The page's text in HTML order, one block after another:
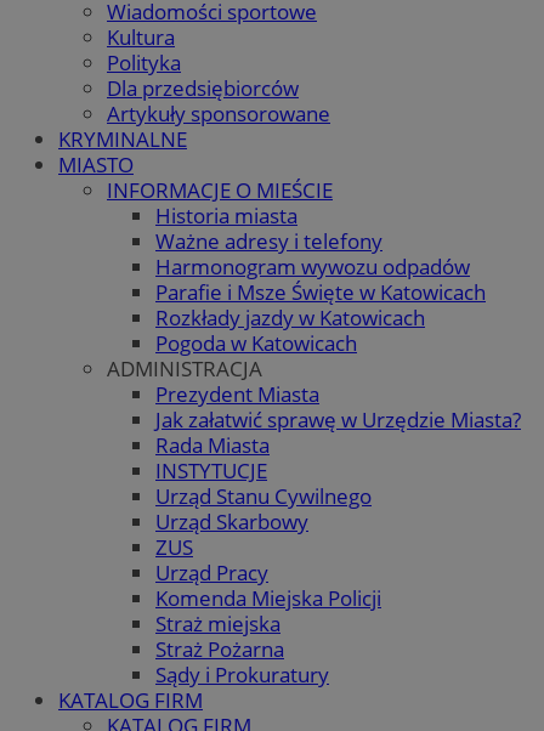
Wiadomości sportowe
Kultura
Polityka
Dla przedsiębiorców
Artykuły sponsorowane
KRYMINALNE
MIASTO
INFORMACJE O MIEŚCIE
Historia miasta
Ważne adresy i telefony
Harmonogram wywozu odpadów
Parafie i Msze Święte w Katowicach
Rozkłady jazdy w Katowicach
Pogoda w Katowicach
ADMINISTRACJA
Prezydent Miasta
Jak załatwić sprawę w Urzędzie Miasta?
Rada Miasta
INSTYTUCJE
Urząd Stanu Cywilnego
Urząd Skarbowy
ZUS
Urząd Pracy
Komenda Miejska Policji
Straż miejska
Straż Pożarna
Sądy i Prokuratury
KATALOG FIRM